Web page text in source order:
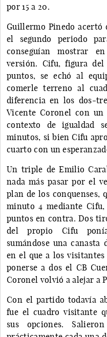
por 15 a 20.
Guillermo Pinedo
el segundo periodo
conseguían mostrar
versión. Cifu, figura
puntos, se echó al
comerle terreno al
diferencia en los dos-
Vicente Coronel con
contexto de igualdad
minutos, si bien Cifu
cuarto con un
Un triple de Emilio
nada más pasar por el
plan de los conquenses,
minuto 4 mediante
puntos en contra. Dos
del propio Cifu
sumándose una
en el que a los
ponerse a dos el CB
Coronel volvió a alejar a
Con el partido todavía
fue el cuadro visitante
sus opciones.